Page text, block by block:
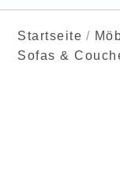
Startseite
Sofas &